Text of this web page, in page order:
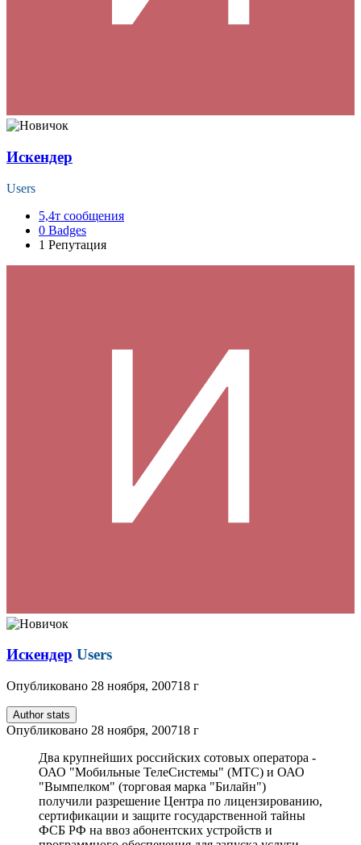
Искендер
Users
5,4т сообщения
0 Badges
1 Репутация
Искендер Users
Опубликовано 28 ноября, 200718 г
Author stats
Опубликовано 28 ноября, 200718 г
Два крупнейших российских сотовых оператора -
ОАО "Мобильные ТелеСистемы" (МТС) и ОАО
"Вымпелком" (торговая марка "Билайн")
получили разрешение Центра по лицензированию,
сертификации и защите государственной тайны
ФСБ РФ на ввоз абонентских устройств и